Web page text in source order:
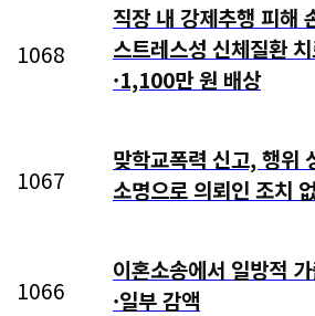
1068
직장 내 강제추행 피해
스트레스성 신체질환
·1,100만 원 배상
1067
맞학교폭력 신고, 행위
소명으로 의뢰인 조치
1066
이혼소송에서 일방적
·일부 감액